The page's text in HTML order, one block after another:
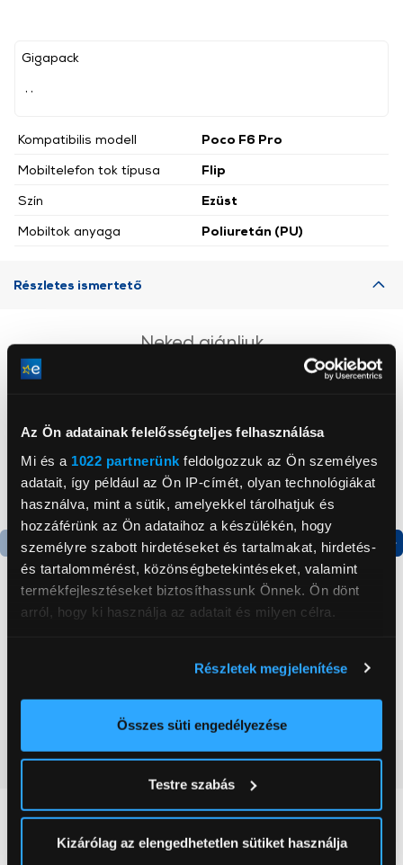
Az Ön adatainak felelősségteljes felhasználása
Mi és a 1022 partnerünk feldolgozzuk az Ön személyes
adatait, így például az Ön IP-címét, olyan technológiákat
használva, mint a sütik, amelyekkel tárolhatjuk és
hozzáférünk az Ön adataihoz a készülékén, hogy
személyre szabott hirdetéseket és tartalmakat, hirdetés-
és tartalommérést, közönségbetekintéseket, valamint
termékfejlesztéseket biztosíthassunk Önnek. Ön dönt
arról, hogy ki használja az adatait és milyen célra.
elhelyezkedéséről pár méteres pontossággal
Az Ön készülékén beazonosítása annak konkrét
módjairól és adja meg preferenciáit aRészletek
pontban. Bármikor módosíthatja vagy visszavonhatja a
Sütinyilatkozathoz való hozzájárulását.
Részletek megjelenítése
Összes süti engedélyezése
Testre szabás
Kizárólag az elengedhetetlen sütiket használja
Gigapack
Kompatibilis modell
Poco F6 Pro
Mobiltelefon tok típusa
Flip
Szín
Ezüst
Mobiltok anyaga
Poliuretán (PU)
Részletes ismertető
Neked ajánljuk
Termék adatlap Termék adatlap
kombinált hűtőszekrény
Vásárlói vélemények(0)
0